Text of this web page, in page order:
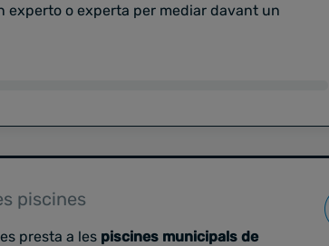
experto o experta per mediar davant un
piscines
presta a les piscines municipals de